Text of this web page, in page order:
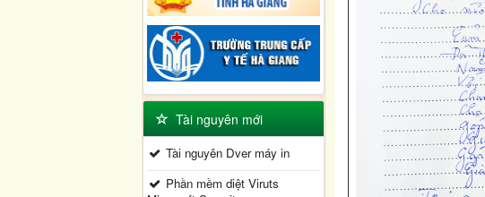
Tài nguyên mới
Tài nguyên Dver máy in
Phần mềm diệt Viruts